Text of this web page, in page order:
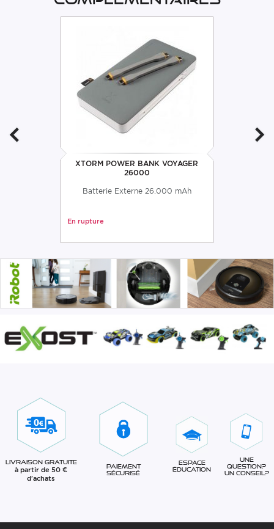
XTORM POWER BANK VOYAGER
26000
Batterie Externe 26.000 mAh
En rupture
Livraison gratuite
à partir de 50 €
d'achats
Paiement
sécurisé
Espace
éducation
Une
question?
Un conseil?